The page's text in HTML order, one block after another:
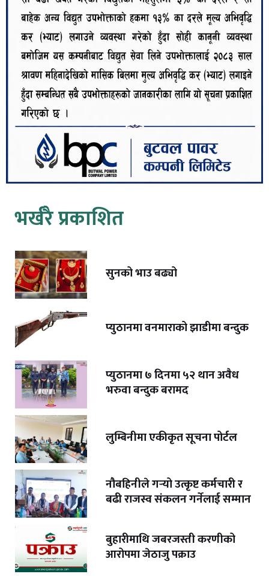
भर्खरै प्रकाशित
सुनको भाउ बढ्यो
प्युठानमा वनमाराको झाडीमा बन्दुक
प्युठानमा ७ दिनमा ५२ थान अवैध
भरुवा बन्दुक बरामद
लुम्बिनीमा एकीकृत सूचना पोर्टल
नौबहिनीले गर्‍यो उत्कृष्ट कर्मचारी र
बढी राजस्व संकलन गर्नेलाई सम्मान
बुहारीमाथि जबरजस्ती करणीको
आरोपमा जेठाजु पक्राउ